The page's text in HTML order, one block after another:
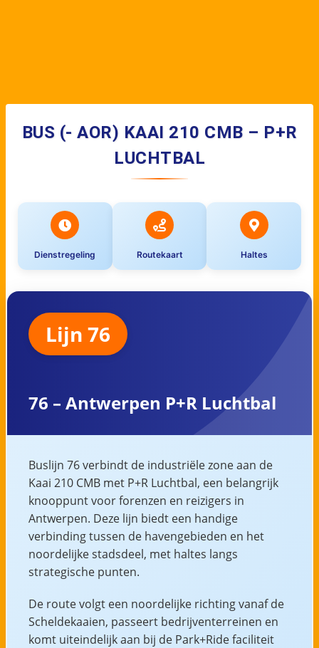
BUS (- AOR) KAAI 210 CMB – P+R
LUCHTBAL
Dienstregeling Routekaart Haltes
Lijn 76
76 – Antwerpen P+R Luchtbal
Buslijn 76 verbindt de industriële zone aan de
Kaai 210 CMB met P+R Luchtbal, een belangrijk
knooppunt voor forenzen en reizigers in
Antwerpen. Deze lijn biedt een handige
verbinding tussen de havengebieden en het
noordelijke stadsdeel, met haltes langs
strategische punten.
De route volgt een noordelijke richting vanaf de
Scheldekaaien, passeert bedrijventerreinen en
komt uiteindelijk aan bij de Park+Ride faciliteit